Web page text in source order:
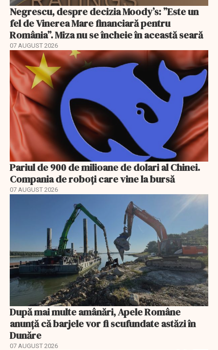
Negrescu, despre decizia Moody’s: ”Este un
fel de Vinerea Mare financiară pentru
România”. Miza nu se încheie în această seară
07 AUGUST 2026
Pariul de 900 de milioane de dolari al Chinei.
Compania de roboți care vine la bursă
07 AUGUST 2026
După mai multe amânări, Apele Române
anunță că barjele vor fi scufundate astăzi în
Dunăre
07 AUGUST 2026